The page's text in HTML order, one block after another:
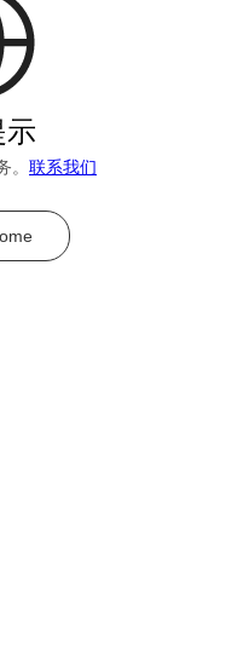
示
。 联系我们